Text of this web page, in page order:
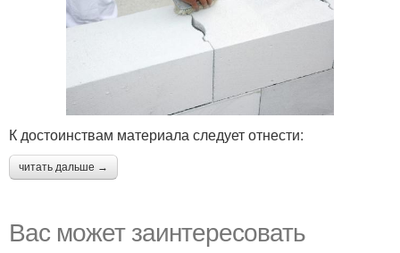
К достоинствам материала следует отнести:
читать дальше →
Вас может заинтересовать